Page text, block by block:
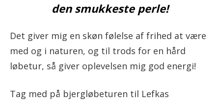
den smukkeste perle!
Det giver mig en skøn følelse af frihed at være
med og i naturen, og til trods for en hård
løbetur, så giver oplevelsen mig god energi!
Tag med på bjergløbeturen til Lefkas